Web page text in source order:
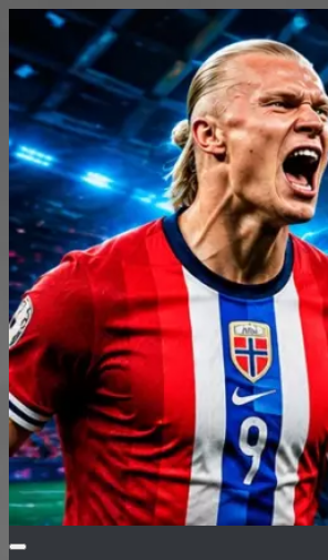
Перейти
к
содержимому